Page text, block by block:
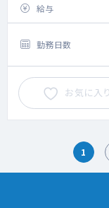
給与
勤務日数
お気に入り
1
件中 1～ 20件を